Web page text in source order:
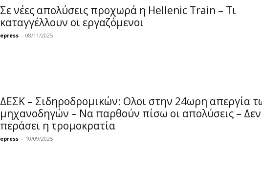
Σε νέες απολύσεις προχωρά η Hellenic Train – Τι
καταγγέλλουν οι εργαζόμενοι
epress - 08/11/2025
ΔΕΣΚ – Σιδηροδρομικών: Ολοι στην 24ωρη απεργία
μηχανοδηγών – Να παρθούν πίσω οι απολύσεις –
περάσει η τρομοκρατία
epress - 10/09/2025